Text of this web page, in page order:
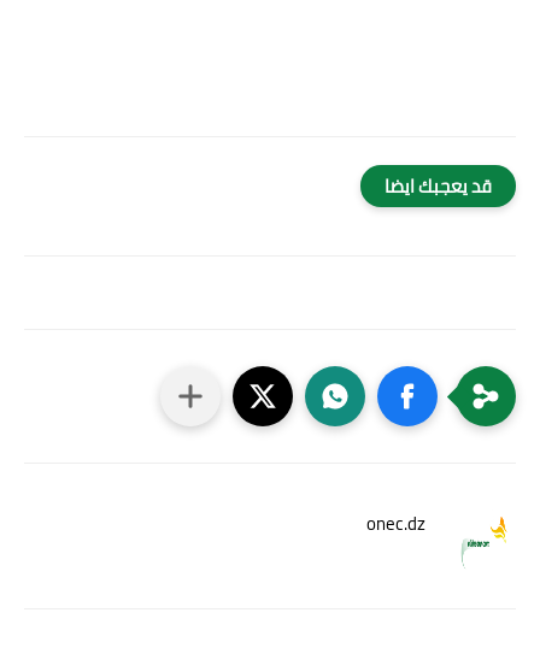
قد يعجبك ايضا
onec.dz